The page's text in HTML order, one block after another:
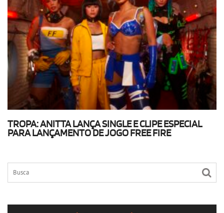
TROPA: ANITTA LANÇA SINGLE E CLIPE ESPECIAL
PARA LANÇAMENTO DE JOGO FREE FIRE